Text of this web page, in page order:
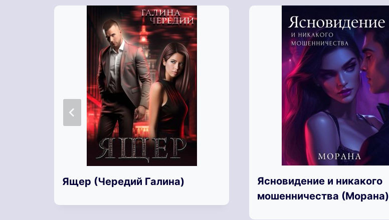
Ящер (Чередий Галина)
Ясновидение и никакого
мошенничества (Морана)